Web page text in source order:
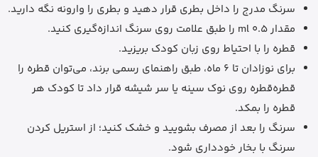
سرنگ مدرج را داخل بطری قرار دهید و بطری را وارونه نگه دارید.
مقدار 0.5 ml را طبق علامت روی سرنگ اندازه‌گیری کنید.
قطره را با احتیاط روی زبان کودک بریزید.
برای نوزادان تا 6 ماه، طبق راهنمای رسمی برند، می‌توان قطره را
قطره‌قطره روی نوک سینه یا سر شیشه قرار داد تا کودک هر
قطره را بمکد.
سرنگ را بعد از مصرف بشویید و خشک کنید؛ از استریل کردن
سرنگ با بخار خودداری شود.